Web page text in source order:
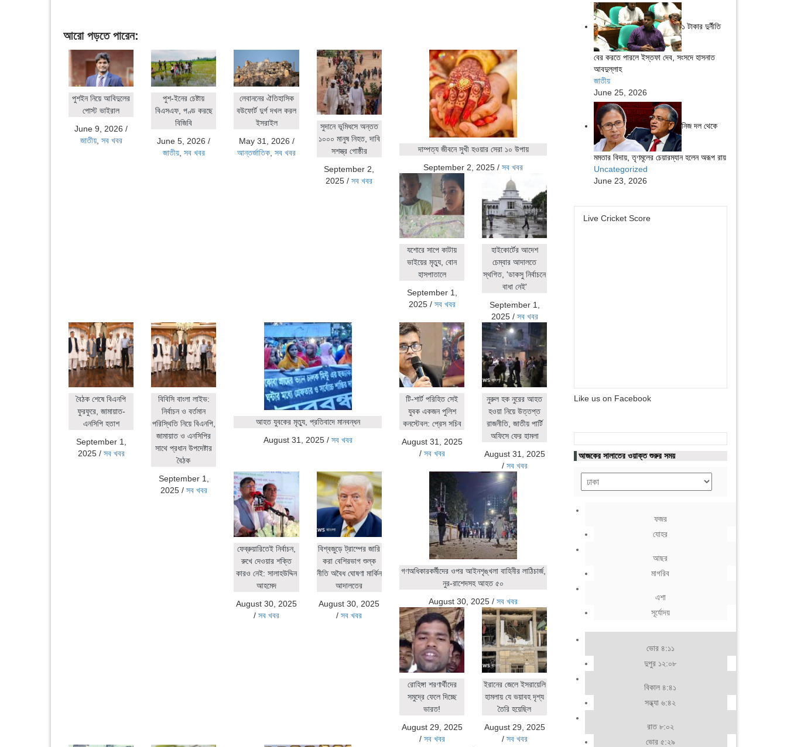
আরো পড়তে পারেন:
পুশইন নিয়ে আবিদুলের
পোস্ট ভাইরাল
June 9, 2026 /
জাতীয়, সব খবর
পুশ-ইনের চেষ্টায়
বিএসএফ, পণ্ড করছে
বিজিবি
June 5, 2026 /
জাতীয়, সব খবর
লেবাননের ঐতিহাসিক
বউফোর্ট দুর্গ দখল করল
ইসরাইল
May 31, 2026 /
আন্তর্জাতিক ,সব খবর
সুদানে ভূমিধসে অন্তত
১০০০ মানুষ নিহত, দাবি
সশস্ত্র গোষ্ঠীর
September 2,
2025 /সব খবর
দাম্পত্য জীবনে সুখী হওয়ার সেরা ১০ উপায়
September 2, 2025 /সব খবর
যশোরে সাপে কাটায়
ভাইয়ের মৃত্যু, বোন
হাসপাতালে
September 1,
2025/ সব খবর
হাইকোর্টের আদেশ
চেম্বার আদালতে
স্থগিত, 'ডাকসু নির্বাচনে
বাধা নেই'
September 1,
2025/ সব খবর
বৈঠক শেষে বিএনপি
ফুরফুরে, জামায়াত-
এনসিপি হতাশ
September 1,
2025/ সব খবর
বিবিসি বাংলা লাইভ:
নির্বাচন ও বর্তমান
পরিস্থিতি নিয়ে বিএনপি,
জামায়াত ও এনসিপির
সাথে প্রধান উপদেষ্টার
বৈঠক
September 1,
2025/ সব খবর
আহত যুবকের মৃত্যু, প্রতিবাদে মানবন্ধন
August 31, 2025/ সব খবর
টি-শার্ট পরিহিত সেই
যুবক একজন পুলিশ
কনস্টেবল: প্রেস সচিব
August 31, 2025
/ সব খবর
নুরুল হক নুরের আহত
হওয়া নিয়ে উত্তপ্ত
রাজনীতি, জাতীয় পার্টি
অফিসে ফের হামলা
August 31, 2025
/ সব খবর
ফেব্রুয়ারিতেই নির্বাচন,
রুখে দেওয়ার শক্তি
কারও নেই: সালাহউদ্দিন
আহমেদ
August 30, 2025
/সব খবর
বিশ্বজুড়ে ট্রাম্পের জারি
করা বেশিরভাগ শুল্ক
নীতি অবৈধ ঘোষণা মার্কিন
আদালতের
August 30, 2025
/সব খবর
গণঅধিকারকর্মীদের ওপর আইনশৃঙ্খলা বাহিনীর লাঠিচার্জ,
নুর-রাশেদসহ আহত ৫০
August 30, 2025 /সব খবর
রোহিঙ্গা শরণার্থীদের
সমুদ্রে ফেলে দিচ্ছে
ভারত!
August 29, 2025
/ সব খবর
ইরানের জেলে ইসরায়েলি
হামলায় যে ভয়াবহ দৃশ্য
তৈরি হয়েছিল
August 29, 2025
/ সব খবর
১ টাকার দুর্নীতি
বের করতে পারলে ইস্তফা দেব, সংসদে হাসনাত
আবদুল্লাহ
জাতীয়
June 25, 2026
নিজ দল থেকে
মমতার বিদায়, তৃণমূলের চেয়ারম্যান হলেন অরূপ রায়
Uncategorized
June 23, 2026
Live Cricket Score
Like us on Facebook
আজকের সালাতের ওয়াক্ত শুরুর সময়
ফজর
যোহর
আছর
মাগরিব
এশা
সূর্যোদয়
ভোর ৪:১১
দুপুর ১২:০৮
বিকাল ৪:৪১
সন্ধ্যা ৬:৪২
রাত ৮:০২
ভোর ৫:২৯